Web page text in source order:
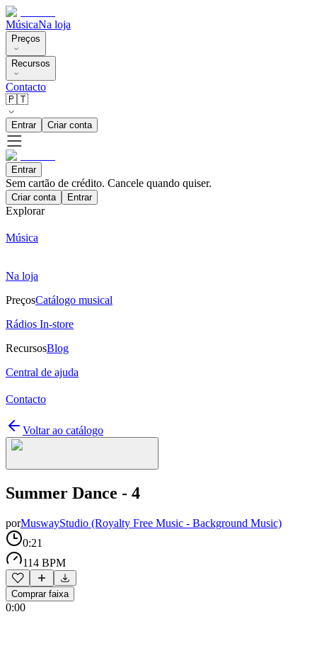
MúsicaNa loja
Preços
Recursos
Contacto
🇵🇹
Entrar Criar conta
Entrar
Sem cartão de crédito. Cancele quando quiser.
Criar conta Entrar
Explorar
Música
Na loja
PreçosCatálogo musical
Rádios In-store
RecursosBlog
Central de ajuda
Contacto
Voltar ao catálogo
Summer Dance - 4
porMuswayStudio (Royalty Free Music - Background Music)
0:21
114 BPM
Comprar faixa
0:00